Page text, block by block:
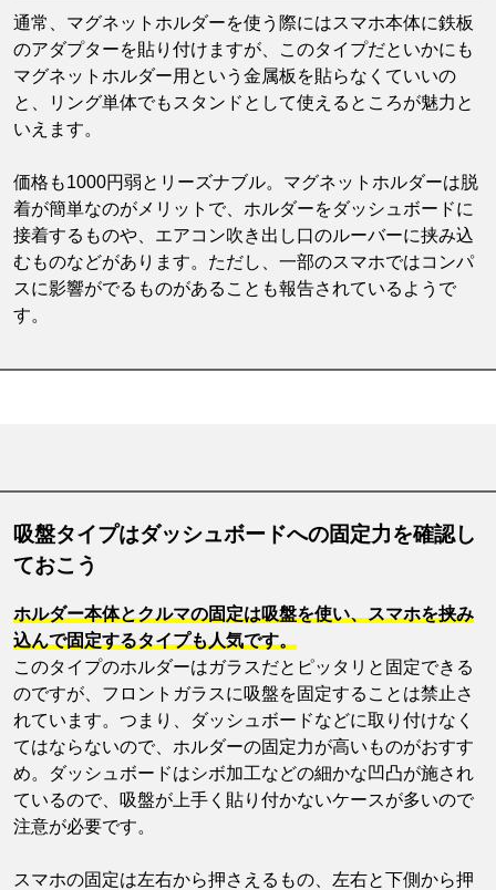
通常、マグネットホルダーを使う際にはスマホ本体に鉄板
のアダプターを貼り付けますが、このタイプだといかにも
マグネットホルダー用という金属板を貼らなくていいの
と、リング単体でもスタンドとして使えるところが魅力と
いえます。
価格も1000円弱とリーズナブル。マグネットホルダーは脱
着が簡単なのがメリットで、ホルダーをダッシュボードに
接着するものや、エアコン吹き出し口のルーバーに挟み込
むものなどがあります。ただし、一部のスマホではコンパ
スに影響がでるものがあることも報告されているようで
す。
吸盤タイプはダッシュボードへの固定力を確認し
ておこう
ホルダー本体とクルマの固定は吸盤を使い、スマホを挟み
込んで固定するタイプも人気です。
このタイプのホルダーはガラスだとピッタリと固定できる
のですが、フロントガラスに吸盤を固定することは禁止さ
れています。つまり、ダッシュボードなどに取り付けなく
てはならないので、ホルダーの固定力が高いものがおすす
め。ダッシュボードはシボ加工などの細かな凹凸が施され
ているので、吸盤が上手く貼り付かないケースが多いので
注意が必要です。
スマホの固定は左右から押さえるもの、左右と下側から押